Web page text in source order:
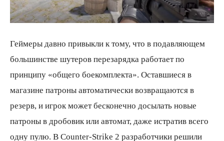
Геймеры давно привыкли к тому, что в подавляющем
большинстве шутеров перезарядка работает по
принципу «общего боекомплекта». Оставшиеся в
магазине патроны автоматически возвращаются в
резерв, и игрок может бесконечно досылать новые
патроны в дробовик или автомат, даже истратив всего
одну пулю. В Counter-Strike 2 разработчики решили